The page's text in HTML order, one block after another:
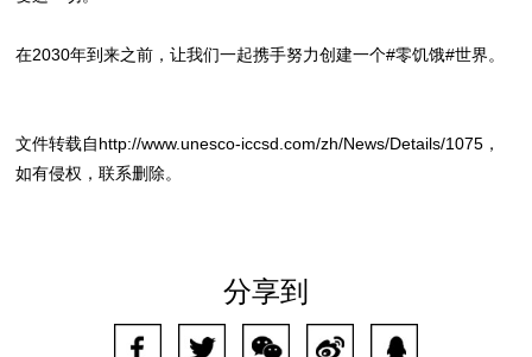
在2030年到来之前，让我们一起携手努力创建一个#零饥饿#世界。
文件转载自http://www.unesco-iccsd.com/zh/News/Details/1075 ，
如有侵权，联系删除。
分享到